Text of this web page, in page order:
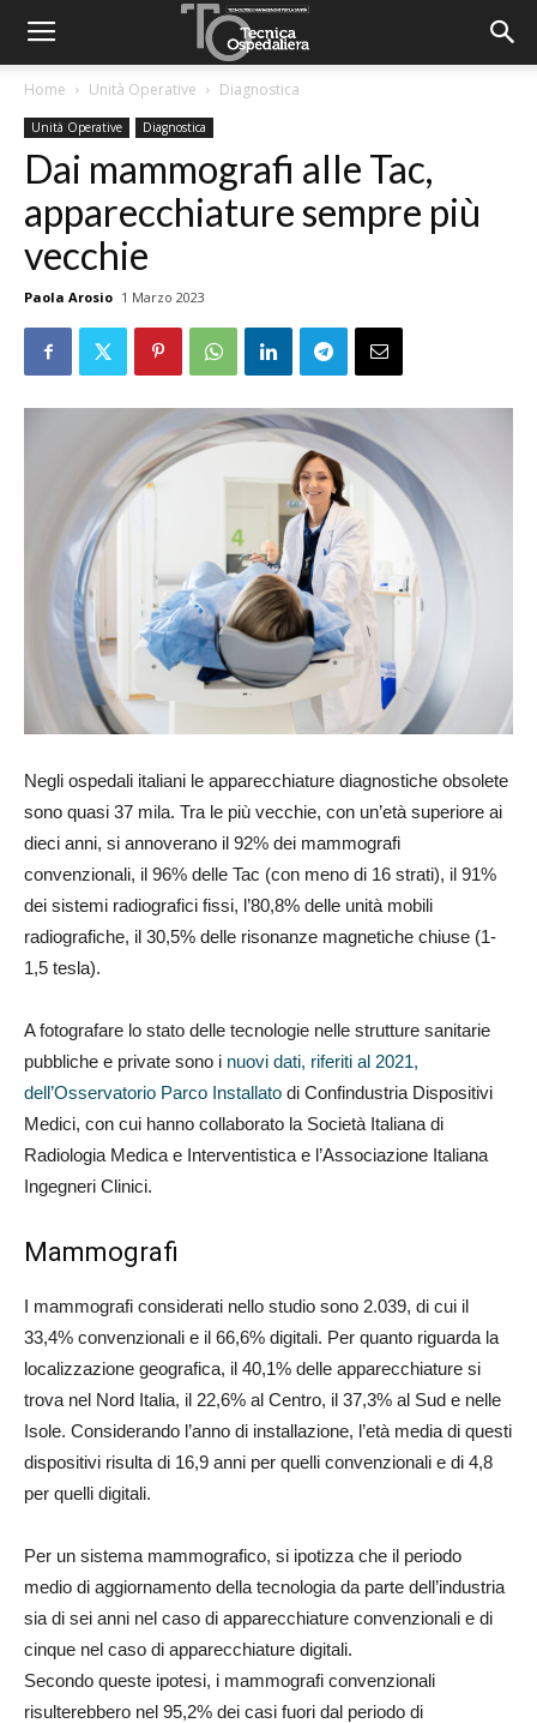
Home Unità Operative Diagnostica
Unità Operative Diagnostica
Dai mammografi alle Tac,
apparecchiature sempre più
vecchie
Paola Arosio 1 Marzo 2023
Negli ospedali italiani le apparecchiature diagnostiche obsolete
sono quasi 37 mila. Tra le più vecchie, con un’età superiore ai
dieci anni, si annoverano il 92% dei mammografi
convenzionali, il 96% delle Tac (con meno di 16 strati), il 91%
dei sistemi radiografici fissi, l’80,8% delle unità mobili
radiografiche, il 30,5% delle risonanze magnetiche chiuse (1-
1,5 tesla).
A fotografare lo stato delle tecnologie nelle strutture sanitarie
pubbliche e private sono i nuovi dati, riferiti al 2021,
dell’Osservatorio Parco Installato di Confindustria Dispositivi
Medici, con cui hanno collaborato la Società Italiana di
Radiologia Medica e Interventistica e l’Associazione Italiana
Ingegneri Clinici.
Mammografi
I mammografi considerati nello studio sono 2.039, di cui il
33,4% convenzionali e il 66,6% digitali. Per quanto riguarda la
localizzazione geografica, il 40,1% delle apparecchiature si
trova nel Nord Italia, il 22,6% al Centro, il 37,3% al Sud e nelle
Isole. Considerando l’anno di installazione, l’età media di questi
dispositivi risulta di 16,9 anni per quelli convenzionali e di 4,8
per quelli digitali.
Per un sistema mammografico, si ipotizza che il periodo
medio di aggiornamento della tecnologia da parte dell’industria
sia di sei anni nel caso di apparecchiature convenzionali e di
cinque nel caso di apparecchiature digitali.
Secondo queste ipotesi, i mammografi convenzionali
risulterebbero nel 95,2% dei casi fuori dal periodo di